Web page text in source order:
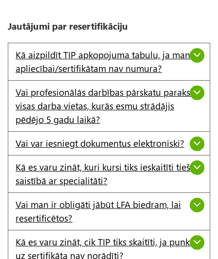
Jautājumi par resertifikāciju
Kā aizpildīt TIP apkopojuma tabulu, ja manai
apliecībai/sertifikātam nav numura?
Vai profesionālās darbības pārskatu paraksta
visas darba vietas, kurās esmu strādājis
pēdējo 5 gadu laikā?
Vai var iesniegt dokumentus elektroniski?
Kā es varu zināt, kuri kursi tiks ieskaitīti tiešā
saistībā ar specialitāti?
Vai man ir obligāti jābūt LFA biedram, lai
resertificētos?
Kā es varu zināt, cik TIP tiks skaitīti, ja punkti
uz sertifikāta nav norādīti?